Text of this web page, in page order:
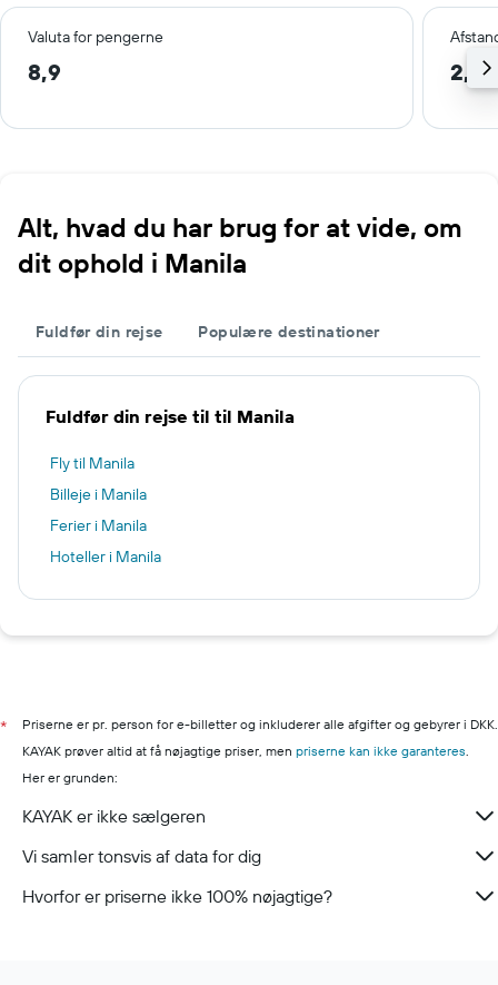
Valuta for pengerne
8,9 2,2
Alt, hvad du har brug for at vide, om
dit ophold i Manila
Fuldfør din rejse Populære destinationer
Fuldfør din rejse til til Manila
Fly til Manila
Billeje i Manila
Ferier i Manila
Hoteller i Manila
*
Priserne er pr. person for e-billetter og inkluderer alle afgifter og gebyrer i DKK.
KAYAK prøver altid at få nøjagtige priser, men priserne kan ikke garanteres.
Her er grunden:
KAYAK er ikke sælgeren
Vi samler tonsvis af data for dig
Hvorfor er priserne ikke 100% nøjagtige?